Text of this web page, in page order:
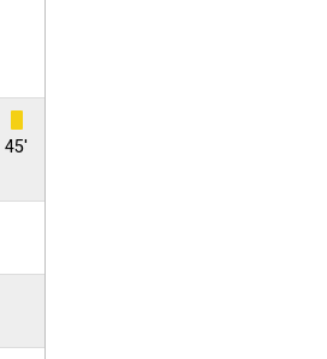
45'